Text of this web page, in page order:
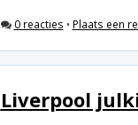
0 reacties • Plaats een
Liverpool